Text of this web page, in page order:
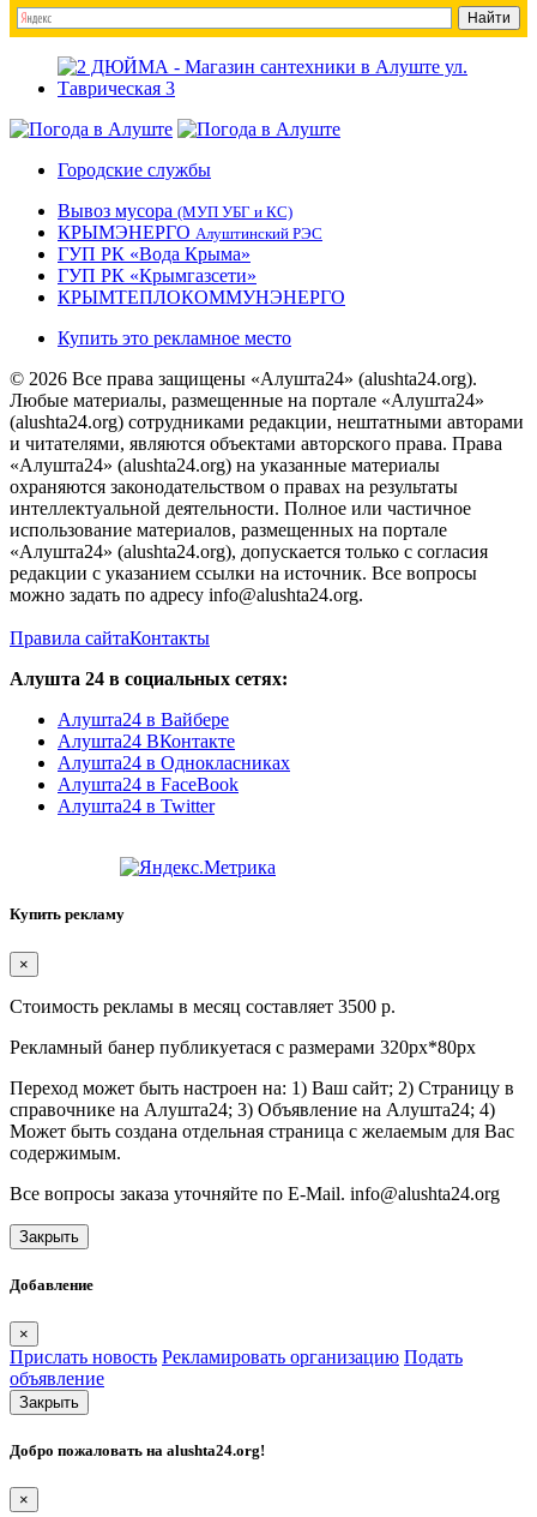
Городские службы
Вывоз мусора (МУП УБГ и КС)
КРЫМЭНЕРГО Алуштинский РЭС
ГУП РК «Вода Крыма»
ГУП РК «Крымгазсети»
КРЫМТЕПЛОКОММУНЭНЕРГО
Купить это рекламное место
© 2026 Все права защищены «Алушта24» (alushta24.org).
Любые материалы, размещенные на портале «Алушта24»
(alushta24.org) сотрудниками редакции, нештатными авторами
и читателями, являются объектами авторского права. Права
«Алушта24» (alushta24.org) на указанные материалы
охраняются законодательством о правах на результаты
интеллектуальной деятельности. Полное или частичное
использование материалов, размещенных на портале
«Алушта24» (alushta24.org), допускается только с согласия
редакции с указанием ссылки на источник. Все вопросы
можно задать по адресу info@alushta24.org.
Правила сайтаКонтакты
Алушта 24 в социальных сетях:
Алушта24 в Вайбере
Алушта24 ВКонтакте
Алушта24 в Однокласниках
Алушта24 в FaceBook
Алушта24 в Twitter
Купить рекламу
×
Стоимость рекламы в месяц составляет 3500 р.
Рекламный банер публикуетася с размерами 320px*80px
Переход может быть настроен на: 1) Ваш сайт; 2) Страницу в
справочнике на Алушта24; 3) Объявление на Алушта24; 4)
Может быть создана отдельная страница с желаемым для Вас
содержимым.
Все вопросы заказа уточняйте по E-Mail. info@alushta24.org
Закрыть
Добавление
×
Прислать новость Рекламировать организацию Подать
объявление
Закрыть
Добро пожаловать на alushta24.org!
×